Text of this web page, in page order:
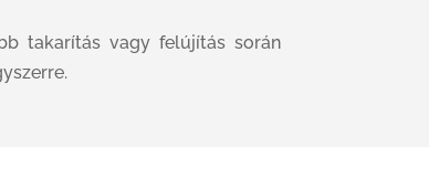
takarítás vagy felújítás során